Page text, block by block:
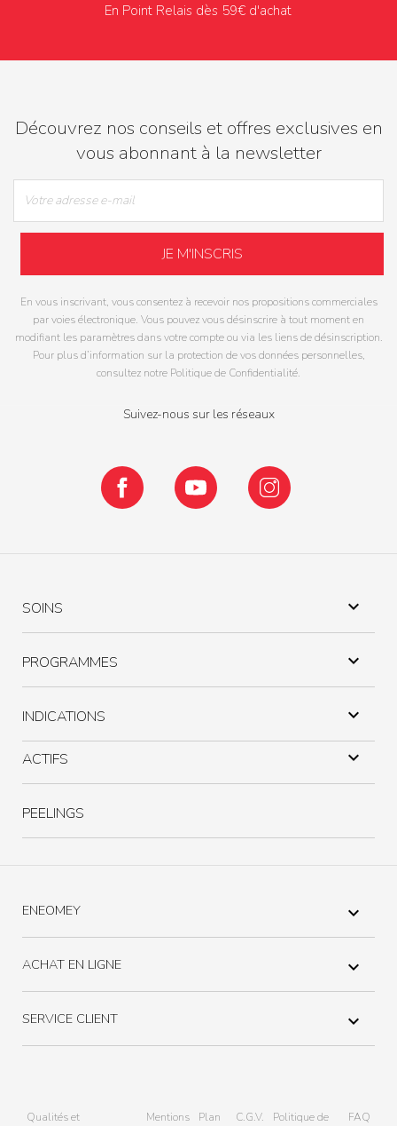
En Point Relais dès 59€ d'achat
Découvrez nos conseils et offres exclusives en
vous abonnant à la newsletter
En vous inscrivant, vous consentez à recevoir nos propositions commerciales
par voies électronique. Vous pouvez vous désinscrire à tout moment en
modifiant les paramètres dans votre compte ou via les liens de désinscription.
Pour plus d’information sur la protection de vos données personnelles,
consultez notre Politique de Confidentialité.
Suivez-nous sur les réseaux
Facebook YouTube
SOINS 
PROGRAMMES 
INDICATIONS 
ACTIFS 
PEELINGS
ENEOMEY 
ACHAT EN LIGNE 
SERVICE CLIENT 
Qualités et Mentions Plan C.G.V. Politique de FAQ